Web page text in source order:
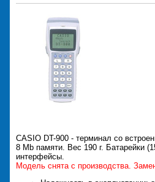
CASIO DT-900 - терминал со
8 Mb памяти. Вес 190 г. Батарейки
интерфейсы.
Модель снята с производства.